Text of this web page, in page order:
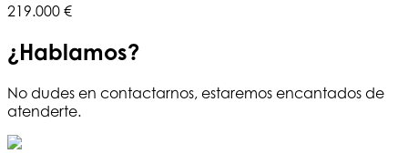
219.000 €
¿Hablamos?
No dudes en contactarnos, estaremos encantados de
atenderte.